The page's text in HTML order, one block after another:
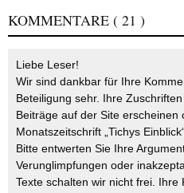
KOMMENTARE ( 21 )
Liebe Leser!
Wir sind dankbar für Ihre
Beteiligung sehr. Ihre
Beiträge auf der Site erscheinen
Monatszeitschrift „Tichys
Bitte entwerten Sie Ihre
Verunglimpfungen oder
Texte schalten wir nicht frei. Ihre